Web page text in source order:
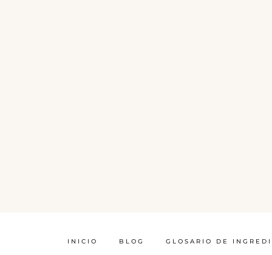
INICIO BLOG GLOSARIO DE